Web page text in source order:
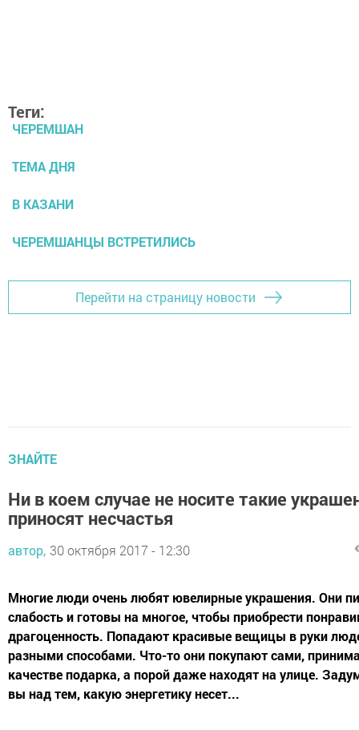
Теги:
ЧЕРЕМШАН
ТЕМА ДНЯ
В КАЗАНИ
ЧЕРЕМШАНЦЫ ВСТРЕТИЛИСЬ
Перейти на страницу новости
ЗНАЙТЕ
Ни в коем случае не носите такие
приносят несчастья
автор, 30 октября 2017 - 12:30
Многие люди очень любят ювелирные украшения. Они
слабость и готовы на многое, чтобы приобрести
драгоценность. Попадают красивые вещицы в руки
разными способами. Что-то они покупают сами,
качестве подарка, а порой даже находят на улице.
вы над тем, какую энергетику несет...